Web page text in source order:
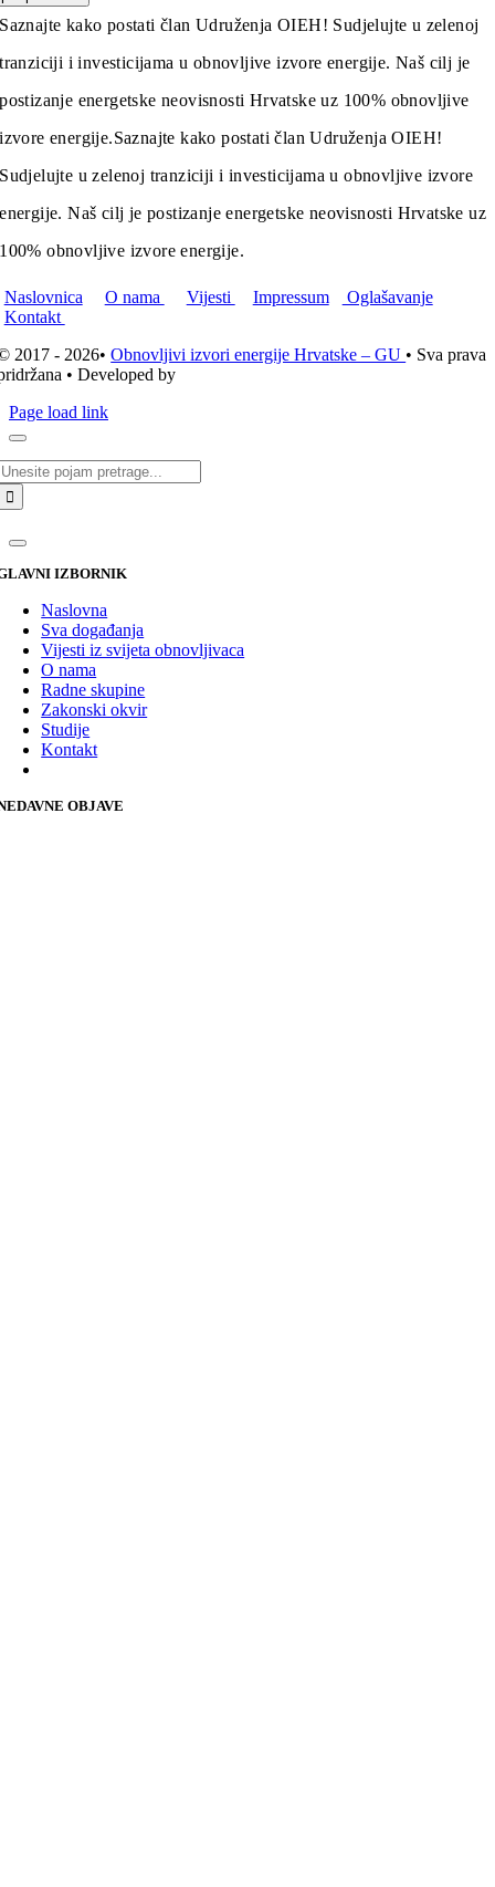
Saznajte kako postati član Udruženja OIEH! Sudjelujte u zelenoj
tranziciji i investicijama u obnovljive izvore energije. Naš cilj je
postizanje energetske neovisnosti Hrvatske uz 100% obnovljive
izvore energije.Saznajte kako postati član Udruženja OIEH!
Sudjelujte u zelenoj tranziciji i investicijama u obnovljive izvore
energije. Naš cilj je postizanje energetske neovisnosti Hrvatske uz
100% obnovljive izvore energije.
Naslovnica O nama Vijesti Impressum
Oglašavanje
Kontakt
2017 - 2026•Obnovljivi izvori energije Hrvatske – GU • Sva prava
• Developed by
Page load link
IZBORNIK
Naslovna
Sva događanja
Vijesti iz svijeta obnovljivaca
O nama
Radne skupine
Zakonski okvir
Studije
Kontakt
OBJAVE